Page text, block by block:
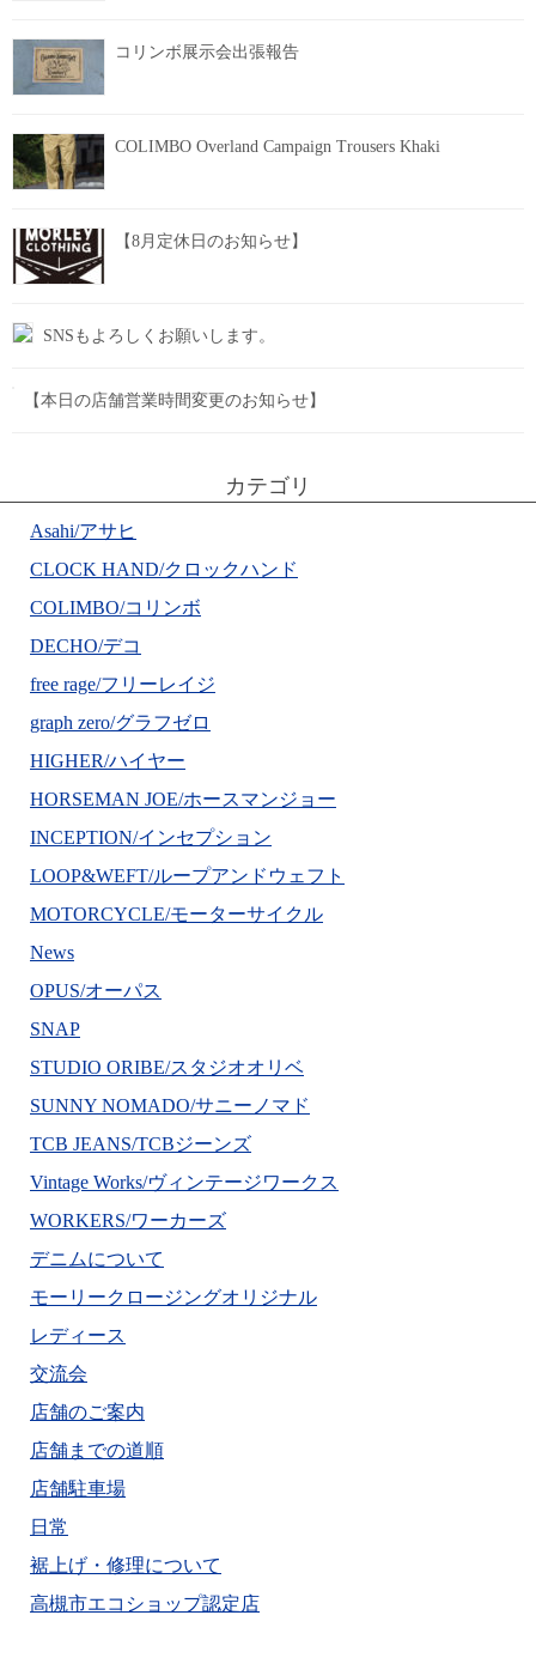
コリンボ展示会出張報告
COLIMBO Overland Campaign Trousers Khaki
【8月定休日のお知らせ】
SNSもよろしくお願いします。
【本日の店舗営業時間変更のお知らせ】
カテゴリ
Asahi/アサヒ
CLOCK HAND/クロックハンド
COLIMBO/コリンボ
DECHO/デコ
free rage/フリーレイジ
graph zero/グラフゼロ
HIGHER/ハイヤー
HORSEMAN JOE/ホースマンジョー
INCEPTION/インセプション
LOOP&WEFT/ループアンドウェフト
MOTORCYCLE/モーターサイクル
News
OPUS/オーパス
SNAP
STUDIO ORIBE/スタジオオリベ
SUNNY NOMADO/サニーノマド
TCB JEANS/TCBジーンズ
Vintage Works/ヴィンテージワークス
WORKERS/ワーカーズ
デニムについて
モーリークロージングオリジナル
レディース
交流会
店舗のご案内
店舗までの道順
店舗駐車場
日常
裾上げ・修理について
高槻市エコショップ認定店